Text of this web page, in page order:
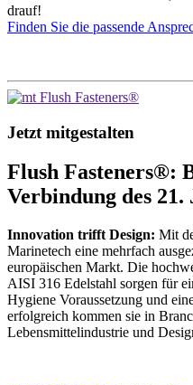
drauf!
Finden Sie die passende
Jetzt mitgestalten
Flush Fasteners®:
Verbindung des
Innovation trifft Design: Mit
Marinetech eine mehrfach
europäischen Markt. Die
AISI 316 Edelstahl sorgen für
Hygiene Voraussetzung und
erfolgreich kommen sie in
Lebensmittelindustrie und